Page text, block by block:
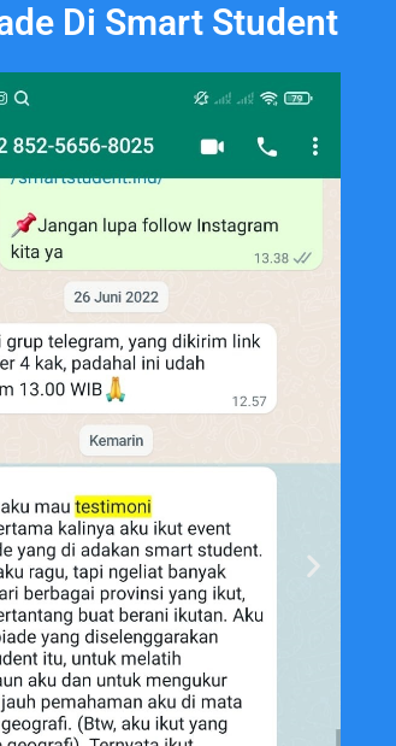
Di Smart Student